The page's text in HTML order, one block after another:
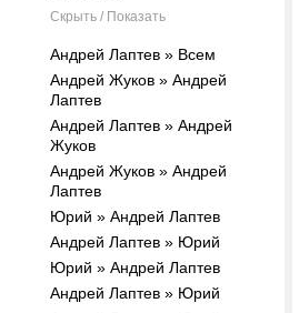
Скрыть / Показать
Андрей Лаптев » Всем
Андрей Жуков » Андрей
Лаптев
Андрей Лаптев » Андрей
Жуков
Андрей Жуков » Андрей
Лаптев
Юрий » Андрей Лаптев
Андрей Лаптев » Юрий
Юрий » Андрей Лаптев
Андрей Лаптев » Юрий